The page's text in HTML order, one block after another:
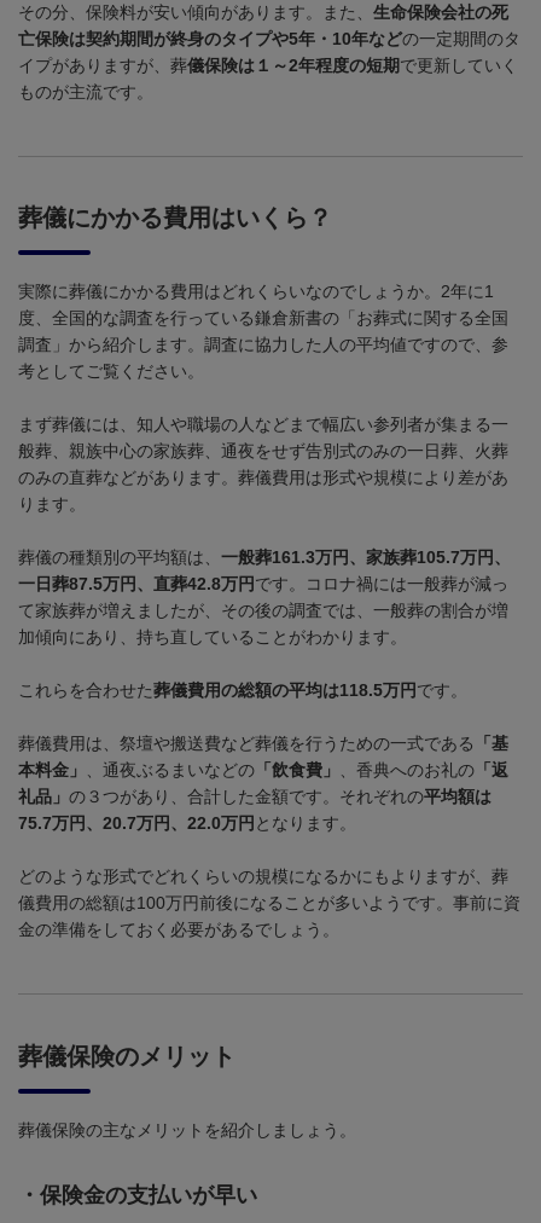
その分、保険料が安い傾向があります。また、 生命保険会社の死
亡保険は契約期間が終身のタイプや5年・10年などの一定期間のタ
イプがありますが、葬儀保険は１～2年程度の短期で更新していく
ものが主流です。
葬儀にかかる費用はいくら？
実際に葬儀にかかる費用はどれくらいなのでしょうか。 2年に1
度、全国的な調査を行っている鎌倉新書の「お葬式に関する全国
調査」から紹介します。調査に協力した人の平均値ですので、参
考としてご覧ください。
まず葬儀には、知人や職場の人などまで幅広い参列者が集まる一
般葬、親族中心の家族葬、通夜をせず告別式のみの一日葬、火葬
のみの直葬などがあります。葬儀費用は形式や規模により差があ
ります。
葬儀の種類別の平均額は、 一般葬161.3万円、家族葬105.7万円、
一日葬87.5万円、直葬42.8万円です。コロナ禍には一般葬が減っ
て家族葬が増えましたが、その後の調査では、一般葬の割合が増
加傾向にあり、持ち直していることがわかります。
これらを合わせた葬儀費用の総額の平均は118.5万円です。
葬儀費用は、祭壇や搬送費など葬儀を行うための一式である
「基
本料金」
、通夜ぶるまいなどの 「飲食費」 、香典へのお礼の 「返
礼品」 の３つがあり、合計した金額です。それぞれの平均額は
75.7万円、20.7万円、22.0万円 となります。
どのような形式でどれくらいの規模になるかにもよりますが、葬
儀費用の総額は100万円前後になることが多いようです。事前に資
金の準備をしておく必要があるでしょう。
葬儀保険のメリット
葬儀保険の主なメリットを紹介しましょう。
・ 保険金の支払いが早い